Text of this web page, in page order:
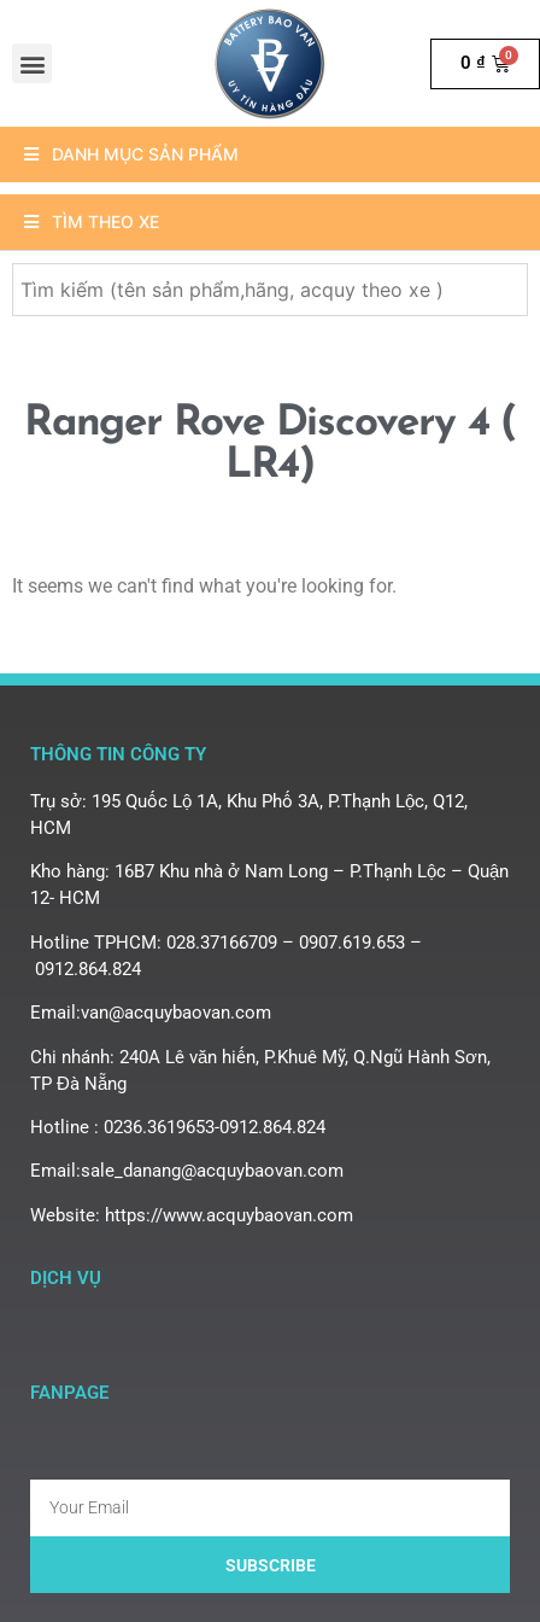
0 ₫
DANH MỤC SẢN PHẨM
TÌM THEO XE
Ranger Rove Discovery 4 (
LR4)
It seems we can't find what you're looking for.
THÔNG TIN CÔNG TY
Trụ sở: 195 Quốc Lộ 1A, Khu Phố 3A, P.Thạnh Lộc, Q12,
HCM
Kho hàng: 16B7 Khu nhà ở Nam Long – P.Thạnh Lộc – Quận
12- HCM
Hotline TPHCM: 028.37166709 – 0907.619.653 –
0912.864.824
Email:van@acquybaovan.com
Chi nhánh: 240A Lê văn hiến, P.Khuê Mỹ, Q.Ngũ Hành Sơn,
TP Đà Nẵng
Hotline : 0236.3619653-0912.864.824
Email:sale_danang@acquybaovan.com
Website: https://www.acquybaovan.com
DỊCH VỤ
FANPAGE
SUBSCRIBE